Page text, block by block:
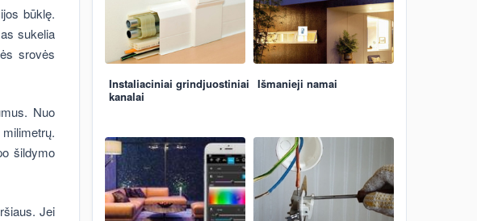
būklę.
sukelia
srovės
Nuo
šildymo
Jei
Instaliaciniai grindjuostiniai
kanalai
Išmanieji namai